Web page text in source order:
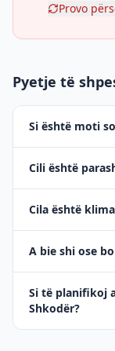
Provo
Pyetje të
Si është moti
Cili është
Cila është
A bie shi ose
Si të planifikoj
Shkodër?